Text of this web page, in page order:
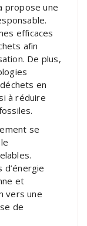
propose une
efficaces
afin
De plus,
en
à réduire
se
et
vers une
de